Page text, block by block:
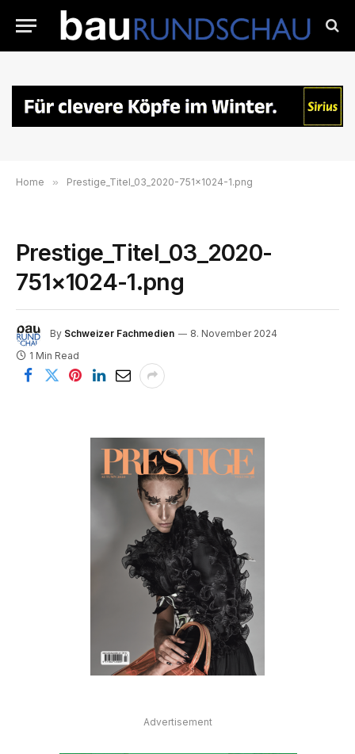
Home » Prestige_Titel_03_2020-751×1024-1.png
Prestige_Titel_03_2020-
751×1024-1.png
By Schweizer Fachmedien
8. November 2024
1 Min Read
Advertisement